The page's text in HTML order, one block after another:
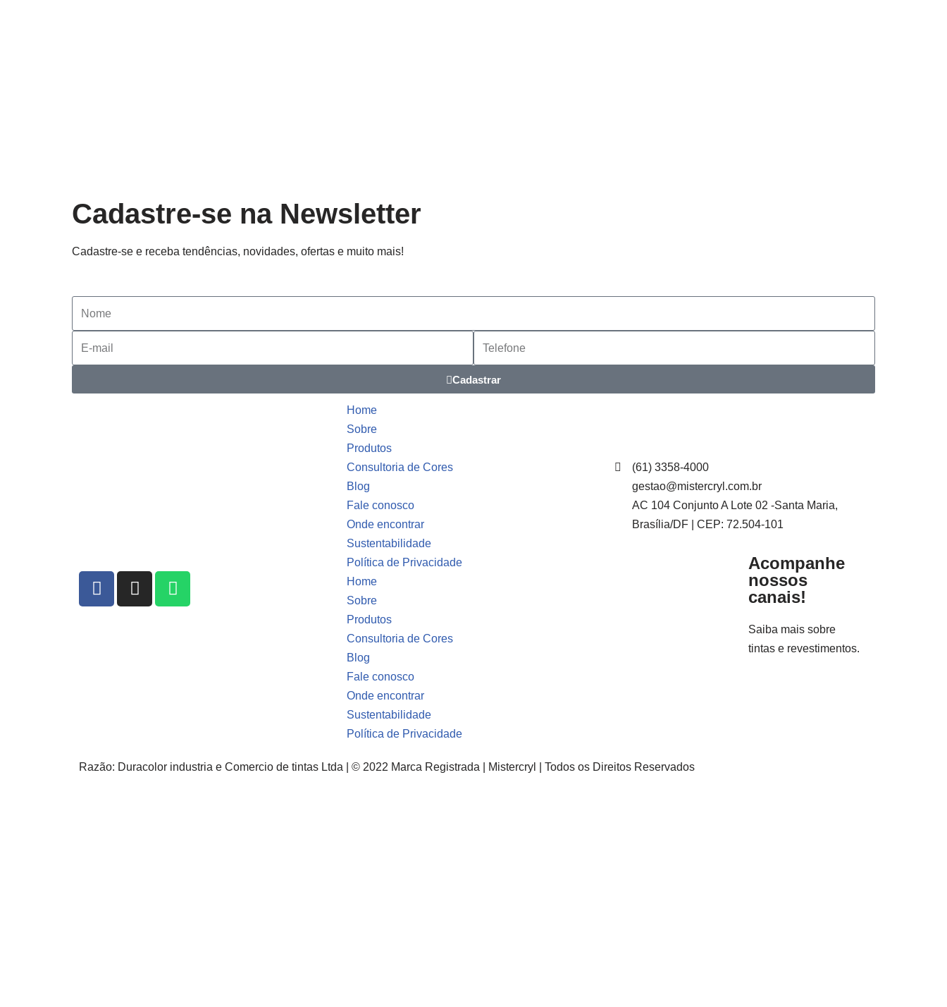
Cadastre-se na Newsletter
Cadastre-se e receba tendências, novidades, ofertas e muito mais!
Cadastrar
Home
Sobre
Produtos
Consultoria de Cores
Blog
Fale conosco
Onde encontrar
Sustentabilidade
Política de Privacidade
Home
Sobre
Produtos
Consultoria de Cores
Blog
Fale conosco
Onde encontrar
Sustentabilidade
Política de Privacidade
(61) 3358-4000
gestao@mistercryl.com.br
AC 104 Conjunto A Lote 02 -Santa Maria,
Brasília/DF | CEP: 72.504-101
Acompanhe
nossos
canais!
Saiba mais sobre
tintas e revestimentos.
Razão: Duracolor industria e Comercio de tintas Ltda | © 2022 Marca Registrada | Mistercryl | Todos os Direitos Reservados